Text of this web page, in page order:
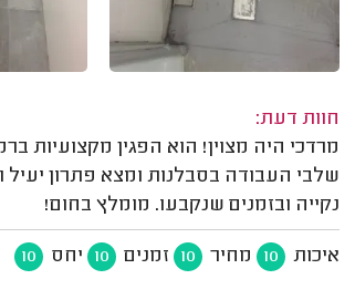
חוות דעת:
מרדכי היה מצוין! הוא הפגין מקצועיות
שלבי העבודה בסבלנות ומצא פתרון
נקייה ובזמנים שנקבעו. מומלץ בחום!
איכות 10 מחיר 10 זמנים 10 יחס 10